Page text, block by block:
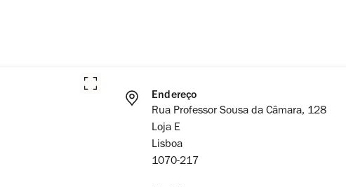
Endereço
Rua Professor Sousa da Câmara, 128
Loja E
Lisboa
1070-217